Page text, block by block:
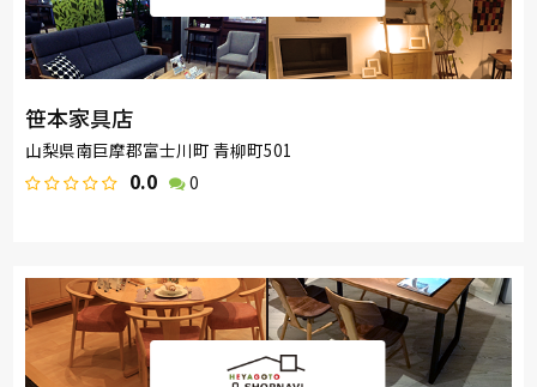
笹本家具店
山梨県南巨摩郡富士川町 青柳町501
0.0 0